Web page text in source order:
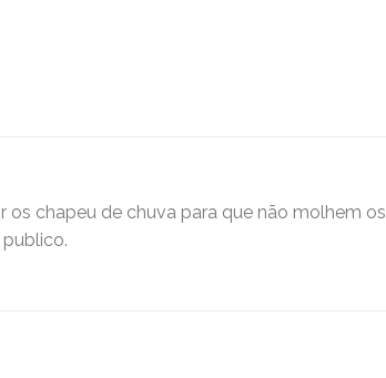
chapeu de chuva para que não molhem os